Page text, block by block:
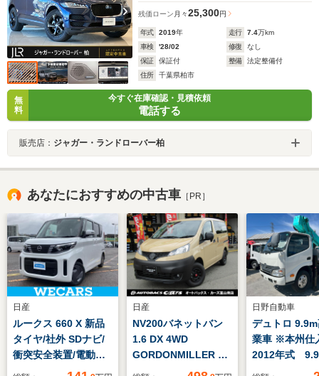
残価ローン 月々25,300円
年式 2019年 走行 7.4万km
車検
'28/02 修復
なし
保証
保証付 整備
法定整備付
住所
千葉県柏市
無
料
今すぐ在庫確認・見積依頼
電話する
販売店： ジャガー・ランドローバー柏
あなたにおすすめの中古車 ［PR］
日産
ルークス 660 X 新品
タイヤ/社外 SDナビ/
衝突安全装置/電動ス
ライドドア/全方位モ
日産
NV200バネットバン
1.6 DX 4WD
GORDONMILLER C-
01 天然木仕上
日野自動車
デュトロ
業車 ※本州
2012年式
チールバケッ